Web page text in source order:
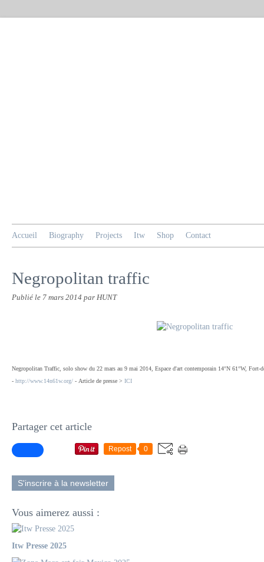
Accueil Biography Projects Itw Shop Contact
Negropolitan traffic
Publié le 7 mars 2014 par HUNT
Negropolitan Traffic, solo show du 22 mars au 9 mai 2014, Espace d'art contemporain 14°N 61°W, Fort-
- http://www.14n61w.org/ - Article de presse > ICI
Partager cet article
Repost 0
S'inscrire à la newsletter
Vous aimerez aussi :
Itw Presse 2025